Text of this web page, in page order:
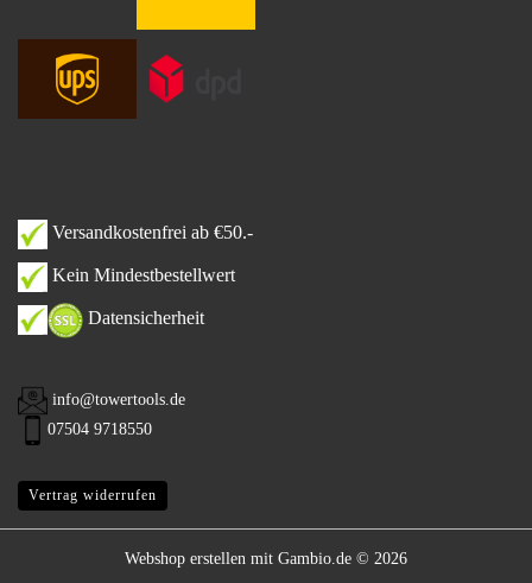
Versandkostenfrei ab €50.-
Kein Mindestbestellwert
Datensicherheit
info@towertools.de
07504 9718550
Vertrag widerrufen
Webshop erstellen mit Gambio.de © 2026